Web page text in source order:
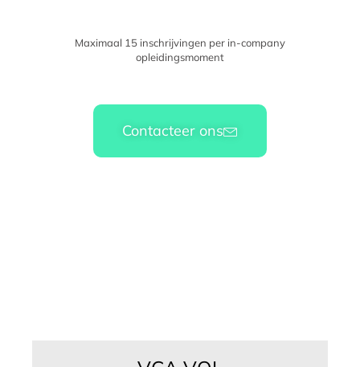
Maximaal 15 inschrijvingen per in-company
opleidingsmoment
Contacteer ons